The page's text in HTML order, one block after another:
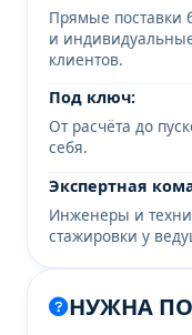
Прямые поставки
и
клиентов.
Под ключ:
От расчёта до
себя.
Экспертная
Инженеры и
стажировки у
НУЖНА